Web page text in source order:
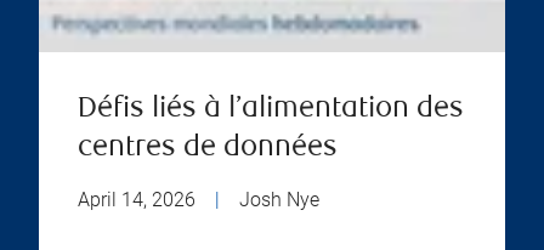
Défis liés à l’alimentation des
centres de données
April 14, 2026 | Josh Nye